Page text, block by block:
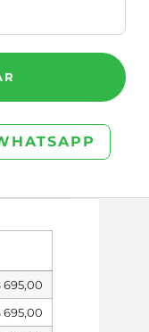
695,00
695,00